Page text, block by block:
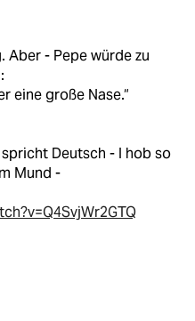
Aber - Pepe würde zu
eine große Nase.“
Deutsch - I hob so
Mund -